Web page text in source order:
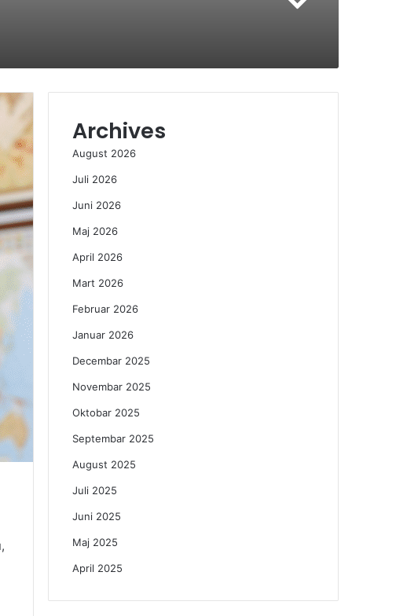
Archives
August 2026
Juli 2026
Juni 2026
Maj 2026
April 2026
Mart 2026
Februar 2026
Januar 2026
Decembar 2025
Novembar 2025
Oktobar 2025
Septembar 2025
August 2025
Juli 2025
Juni 2025
Maj 2025
April 2025